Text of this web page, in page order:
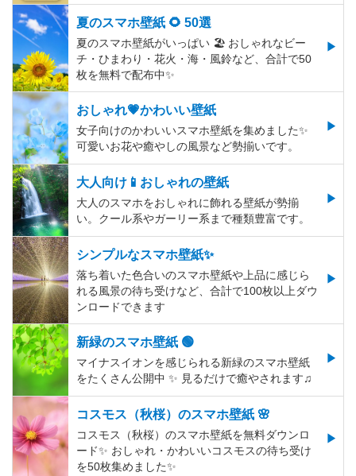
夏のスマホ壁紙 🌻 50選
夏のスマホ壁紙がいっぱい 🏖 おしゃれなビー
チ・ひまわり・花火・海・風鈴など、合計で50
枚を無料で配布中✨
おしゃれ💗かわいい壁紙
女子向けのかわいいスマホ壁紙を集めました✨
可愛いお花や癒やしの風景など勢揃いです。
大人向け📱おしゃれの壁紙
大人のスマホをおしゃれに飾れる壁紙が勢揃
い。クール系やガーリー系まで種類豊富です。
シンプルなスマホ壁紙✨
落ち着いた色合いのスマホ壁紙や上品に感じら
れる風景の待ち受けなど、合計で100枚以上ダウ
ンロードできます
新緑のスマホ壁紙 🟢
マイナスイオンを感じられる新緑のスマホ壁紙
をたくさん公開中 ✨ 見るだけで癒やされます♫
コスモス（秋桜）のスマホ壁紙 🌸
コスモス（秋桜）のスマホ壁紙を無料ダウンロ
ード✨️ おしゃれ・かわいいコスモスの待ち受け
を50枚集めました✨️